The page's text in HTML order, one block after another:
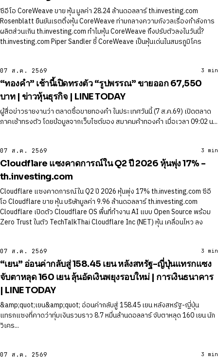
ซีอีโอ CoreWeave ขาย หุ้น มูลค่า 28.24 ล้านดอลลาร์ th.investing.com
Rosenblatt ยืนยันเรตติ้งหุ้น CoreWeave ท่ามกลางความกังวลเรื่องกําลังการ
ผลิตส่วนเกิน th.investing.com ทําไมหุ้น CoreWeave ถึงปรับตัวลงในวันนี้?
th.investing.com Piper Sandler ชี้ CoreWeave เป็นหุ้นเด่นในสมรภูมิโคร
07 ส.ค. 2569
“ทองคำ” เช้านี้เปิดทรงตัว “รูปพรรณ” ขายออก 67,550
บาท | ข่าวหุ้นธุรกิจ | LINE TODAY
ผู้สื่อข่าวรายงานว่า ตลาดซื้อขายทองคำ ในประเทศวันนี้ (7 ส.ค.69) เปิดตลาด
ภาคเช้าทรงตัว โดยข้อมูลจากเว็บไซต์ของ สมาคมค้าทองคำ เมื่อเวลา 09:02 น...
3 min
07 ส.ค. 2569
Cloudflare แซงคาดการณ์ใน Q2 ปี 2026 หุ้นพุ่ง 17% -
th.investing.com
Cloudflare แซงคาดการณ์ใน Q2 ปี 2026 หุ้นพุ่ง 17% th.investing.com ซีอี
โอ Cloudflare ขาย หุ้น บริษัทมูลค่า 9.96 ล้านดอลลาร์ th.investing.com
Cloudflare เปิดตัว Cloudflare OS พื้นที่ทำงาน AI แบบ Open Source พร้อม
Zero Trust ในตัว TechTalkThai Cloudflare Inc (NET) หุ้น เคลื่อนไหว ลง
3 min
07 ส.ค. 2569
“เยน” อ่อนค่ากลับสู่ 158.45 เยน หลังสหรัฐ-ญี่ปุ่นแทรกแซง
จับตาหลุด 160 เยน ลุ้นอัดเงินพยุงรอบใหม่ | การเงินธนาคาร
| LINE TODAY
&amp;quot;เยน&amp;quot; อ่อนค่ากลับสู่ 158.45 เยน หลังสหรัฐ-ญี่ปุ่น
แทรกแซงที่คาดว่าทุ่มเงินรวมราว 8.7 หมื่นล้านดอลลาร์ จับตาหลุด 160 เยน นัก
วิเคร...
3 min
07 ส.ค. 2569 3 min